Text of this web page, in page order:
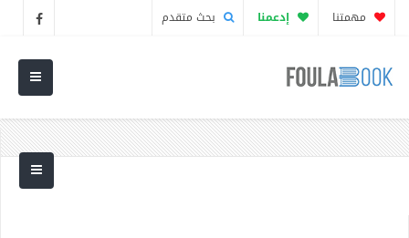
مهمتنا إدعمنا بحث متقدم